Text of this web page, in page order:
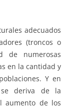
adecuados
(troncos o
de numerosas
en la cantidad y
Y en
deriva de la
aumento de los